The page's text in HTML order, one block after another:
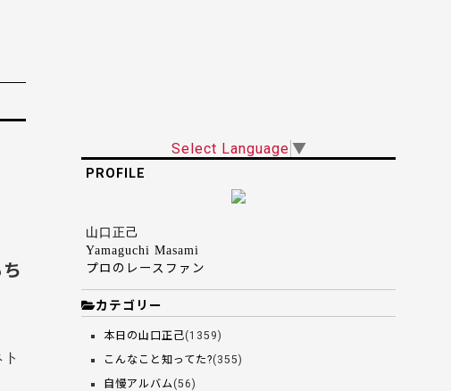
Select Language ▼
PROFILE
山口正己
Yamaguchi Masami
プロのレースファン
カテゴリー
本日の山口正己(1359)
こんなこと知ってた?(355)
自慢アルバム(56)